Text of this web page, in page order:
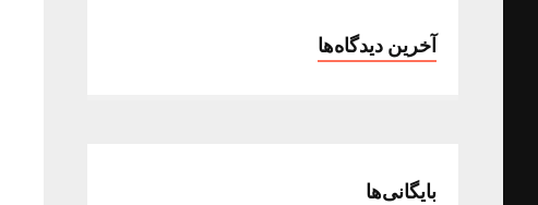
آخرین دیدگاه‌ها
بایگانی‌ها